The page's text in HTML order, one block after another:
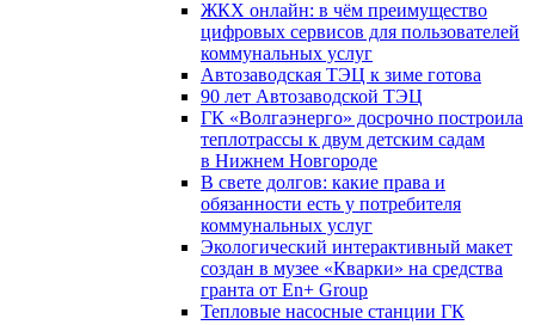
ЖКХ онлайн: в чём преимущество
цифровых сервисов для пользователей
коммунальных услуг
Автозаводская ТЭЦ к зиме готова
90 лет Автозаводской ТЭЦ
ГК «Волгаэнерго» досрочно построила
теплотрассы к двум детским садам
в Нижнем Новгороде
В свете долгов: какие права и
обязанности есть у потребителя
коммунальных услуг
Экологический интерактивный макет
создан в музее «Кварки» на средства
гранта от En+ Group
Тепловые насосные станции ГК